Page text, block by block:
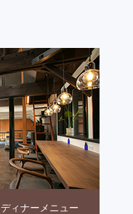
ディナーメニュー